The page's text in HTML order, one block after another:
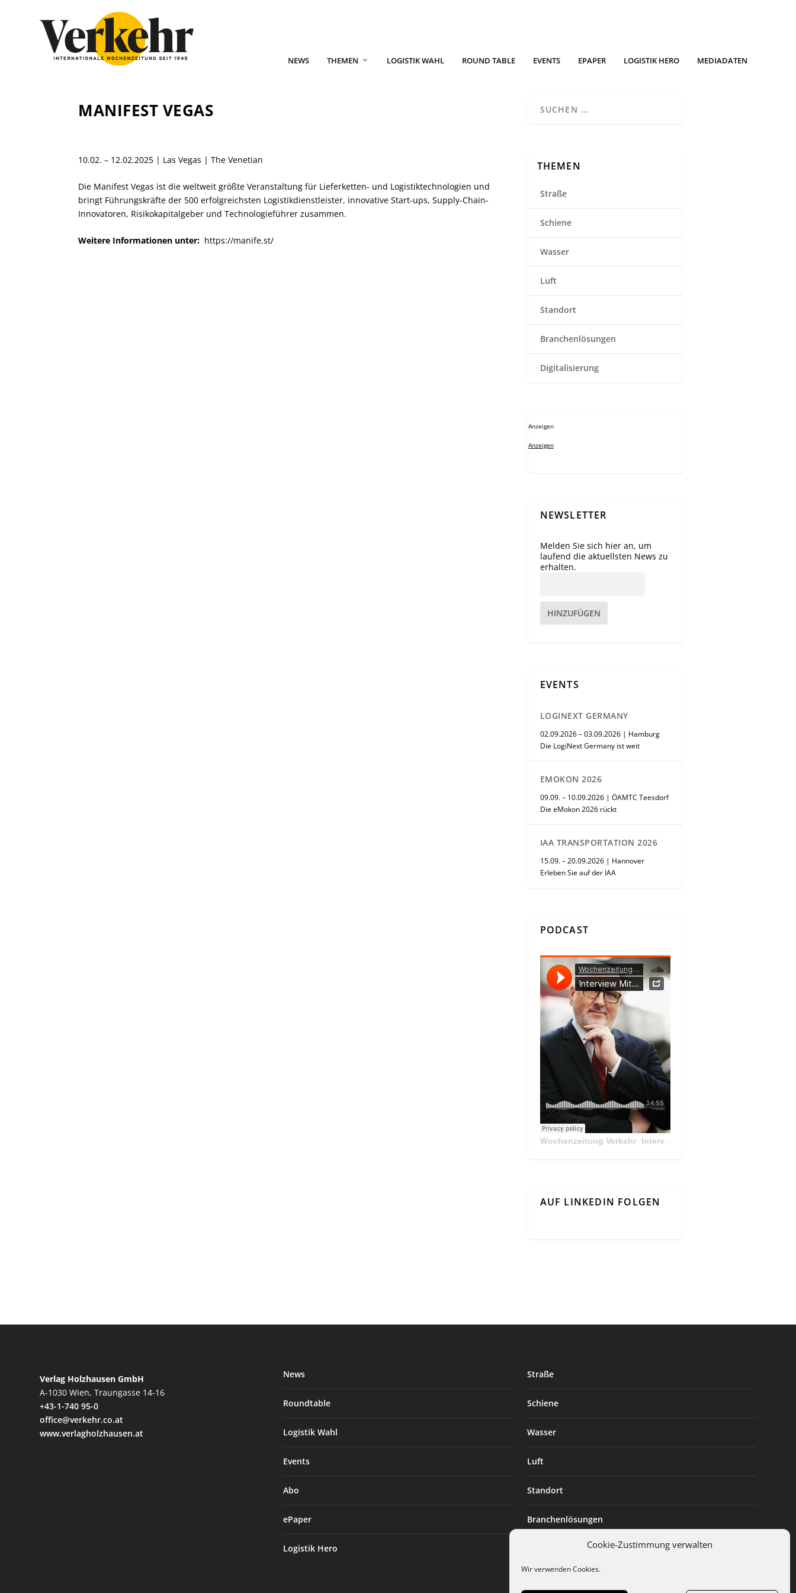
Cookie-Zustimmung verwalten
Wir verwenden Cookies.
NEWS THEMEN LOGISTIK WAHL ROUND TABLE EVENTS EPAPER LOGISTIK HERO MEDIADATEN
MANIFEST VEGAS
10.02. – 12.02.2025 | Las Vegas | The Venetian
Die Manifest Vegas ist die weltweit größte Veranstaltung für Lieferketten- und Logistiktechnologien und
bringt Führungskräfte der 500 erfolgreichsten Logistikdienstleister, innovative Start-ups, Supply-Chain-
Innovatoren, Risikokapitalgeber und Technologieführer zusammen.
Weitere Informationen unter: https://manife.st/
THEMEN
Straße
Schiene
Wasser
Luft
Standort
Branchenlösungen
Digitalisierung
Anzeigen
Anzeigen
NEWSLETTER
Melden Sie sich hier an, um
laufend die aktuellsten News zu
erhalten.
HINZUFÜGEN
EVENTS
LOGINEXT GERMANY
02.09.2026 – 03.09.2026 | Hamburg
Die LogiNext Germany ist weit
EMOKON 2026
09.09. – 10.09.2026 | ÖAMTC Teesdorf
Die eMokon 2026 rückt
IAA TRANSPORTATION 2026
15.09. – 20.09.2026 | Hannover
Erleben Sie auf der IAA
PODCAST
Wochenzeitung Verkehr· Interview Mit Andreas Matthä, CEO der ÖBB Holding
AUF LINKEDIN FOLGEN
Verlag Holzhausen GmbH
A-1030 Wien, Traungasse 14-16
+43-1-740 95-0
office@verkehr.co.at
www.verlagholzhausen.at
News
Roundtable
Logistik Wahl
Events
Abo
ePaper
Logistik Hero
Straße
Schiene
Wasser
Luft
Standort
Branchenlösungen